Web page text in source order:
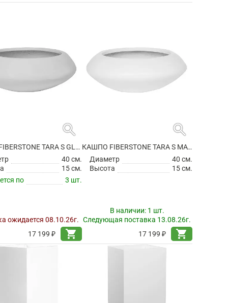
search
КАШПО FIBERSTONE TARA S GLOSSY WHITE
40 см.
15 см.
по
3 шт.
ожидается 08.10.26г.
17 199 ₽
shopping_cart
search
КАШПО FIBERSTONE TARA S MATT WHITE
Диаметр
40 см.
Высота
15 см.
В наличии: 1 шт.
Следующая поставка 13.08.26г.
17 199 ₽
shopping_cart